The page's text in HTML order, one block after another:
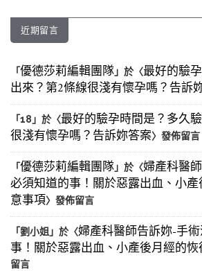
近期留言
「優德莎莉編輯團隊」於〈最好的驗
出來？第2條線很淺有懷孕嗎？告訴
「18 」於〈最好的驗孕時間是？多久
很淺有懷孕嗎？告訴妳答案〉發佈留言
「優德莎莉編輯團隊」於〈婦產科醫
必須知道的事！關於惡露出血、小
意事項〉發佈留言
「劉小姐」於〈婦產科醫師告訴妳-手
事！關於惡露出血、小產後月經的
留言